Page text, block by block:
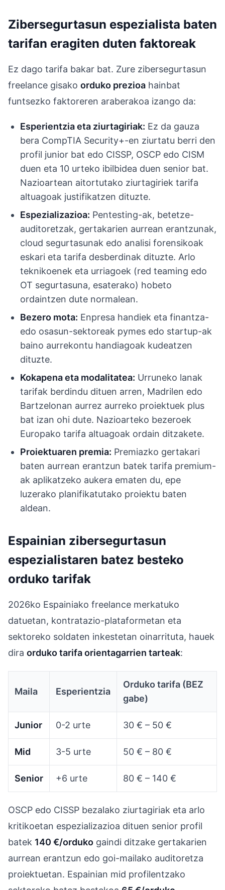
Zibersegurtasun espezialista baten
tarifan eragiten duten faktoreak
Ez dago tarifa bakar bat. Zure zibersegurtasun
freelance gisako orduko prezioa hainbat
funtsezko faktoreren araberakoa izango da:
Esperientzia eta ziurtagiriak: Ez da gauza
bera CompTIA Security+-en ziurtatu berri den
profil junior bat edo CISSP, OSCP edo CISM
duen eta 10 urteko ibilbidea duen senior bat.
Nazioartean aitortutako ziurtagiriek tarifa
altuagoak justifikatzen dituzte.
Espezializazioa: Pentesting-ak, betetze-
auditoretzak, gertakarien aurrean erantzunak,
cloud segurtasunak edo analisi forensikoak
eskari eta tarifa desberdinak dituzte. Arlo
teknikoenek eta urriagoek (red teaming edo
OT segurtasuna, esaterako) hobeto
ordaintzen dute normalean.
Bezero mota: Enpresa handiek eta finantza-
edo osasun-sektoreak pymes edo startup-ak
baino aurrekontu handiagoak kudeatzen
dituzte.
Kokapena eta modalitatea: Urruneko lanak
tarifak berdindu dituen arren, Madrilen edo
Bartzelonan aurrez aurreko proiektuek plus
bat izan ohi dute. Nazioarteko bezeroek
Europako tarifa altuagoak ordain ditzakete.
Proiektuaren premia: Premiazko gertakari
baten aurrean erantzun batek tarifa premium-
ak aplikatzeko aukera ematen du, epe
luzerako planifikatutako proiektu baten
aldean.
Espainian zibersegurtasun
espezialistaren batez besteko
orduko tarifak
2026ko Espainiako freelance merkatuko
datuetan, kontratazio-plataformetan eta
sektoreko soldaten inkestetan oinarrituta, hauek
dira orduko tarifa orientagarrien tarteak:
Maila Esperientzia
Orduko tarifa (BEZ
gabe)
Junior 0-2 urte 30 € – 50 €
Mid 3-5 urte 50 € – 80 €
Senior +6 urte 80 € – 140 €
OSCP edo CISSP bezalako ziurtagiriak eta arlo
kritikoetan espezializazioa dituen senior profil
batek 140 €/orduko gaindi ditzake gertakarien
aurrean erantzun edo goi-mailako auditoretza
proiektuetan. Espainian mid profilentzako